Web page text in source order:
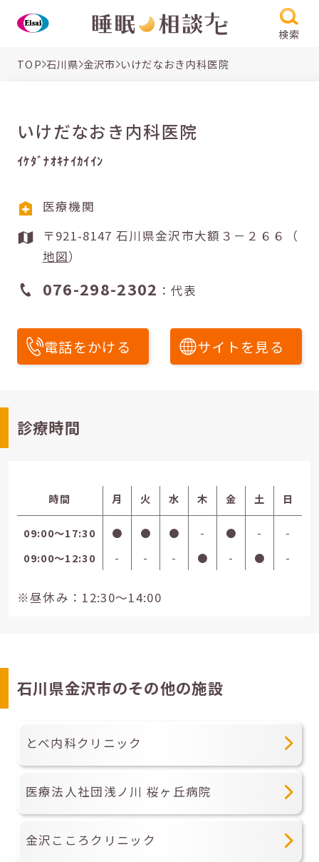
検索
TOP 石川県 金沢市 いけだなおき内科医院
いけだなおき内科医院
ｲｹﾀﾞﾅｵｷﾅｲｶｲｲﾝ
医療機関
〒921-8147 石川県金沢市大額３－２６６（
地図）
076-298-2302 ：代表
電話をかける サイトを見る
診療時間
時間 月 火 水 木 金 土 日
09:00〜17:30 ● ● ● - ● -
-
09:00〜12:30
- - - ● - ● -
※昼休み：12:30～14:00
石川県金沢市のその他の施設
とべ内科クリニック
医療法人社団浅ノ川 桜ヶ丘病院
金沢こころクリニック